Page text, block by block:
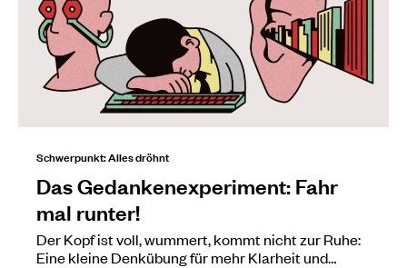
Schwerpunkt: Alles dröhnt
Das Gedankenexperiment: Fahr
mal runter!
Der Kopf ist voll, wummert, kommt nicht zur Ruhe:
Eine kleine Denkübung für mehr Klarheit und…